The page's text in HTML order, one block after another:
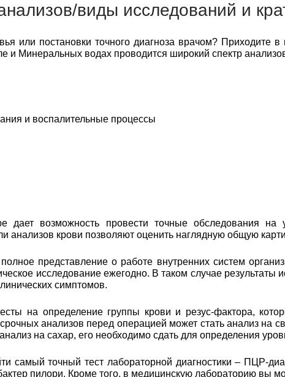
виды исследований и
или постановки точного диагноза врачом?
и Минеральных водах проводится широкий спектр
и воспалительные процессы
возможность провести точные обследования на
анализов крови позволяют оценить наглядную общую
представление о работе внутренних систем
исследование ежегодно. В таком случае
симптомов.
на определение группы крови и резус-фактора,
анализов перед операцией может стать анализ на
на сахар, его необходимо сдать для определения
точный тест лабораторной диагностики – ПЦР-
пилори. Кроме того, в медицинскую лабораторию вы